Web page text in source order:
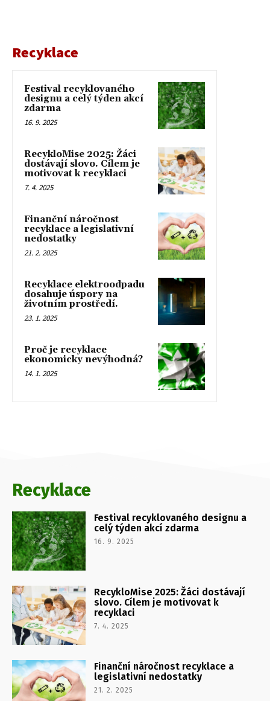
Recyklace
Festival recyklovaného
designu a celý týden akcí
zdarma
16. 9. 2025
RecykloMise 2025: Žáci
dostávají slovo. Cílem je
motivovat k recyklaci
7. 4. 2025
Finanční náročnost
recyklace a legislativní
nedostatky
21. 2. 2025
Recyklace elektroodpadu
dosahuje úspory na
životním prostředí.
23. 1. 2025
Proč je recyklace
ekonomicky nevýhodná?
14. 1. 2025
Recyklace
Festival recyklovaného designu a
celý týden akcí zdarma
16. 9. 2025
RecykloMise 2025: Žáci dostávají
slovo. Cílem je motivovat k
recyklaci
7. 4. 2025
Finanční náročnost recyklace a
legislativní nedostatky
21. 2. 2025